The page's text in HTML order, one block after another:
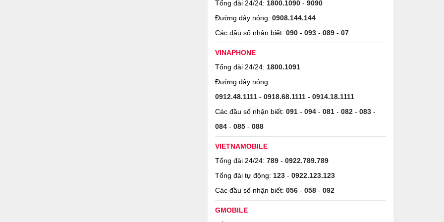
Tổng đài 24/24: 1800.1090 - 9090
Đường dây nóng: 0908.144.144
Các đầu số nhận biết: 090 - 093 - 089 - 07
VINAPHONE
Tổng đài 24/24: 1800.1091
Đường dây nóng:
0912.48.1111 - 0918.68.1111 - 0914.18.1111
Các đầu số nhận biết: 091 - 094 - 081 - 082 - 083 -
084 - 085 - 088
VIETNAMOBILE
Tổng đài 24/24: 789 - 0922.789.789
Tổng đài tự động: 123 - 0922.123.123
Các đầu số nhận biết: 056 - 058 - 092
GMOBILE